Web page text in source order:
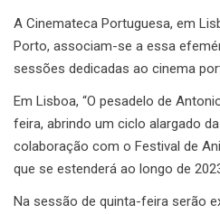
A Cinemateca Portuguesa, em
Porto, associam-se a essa
sessões dedicadas ao cinema
Em Lisboa, “O pesadelo de
feira, abrindo um ciclo alargado
colaboração com o Festival de
que se estenderá ao longo de
Na sessão de quinta-feira serão